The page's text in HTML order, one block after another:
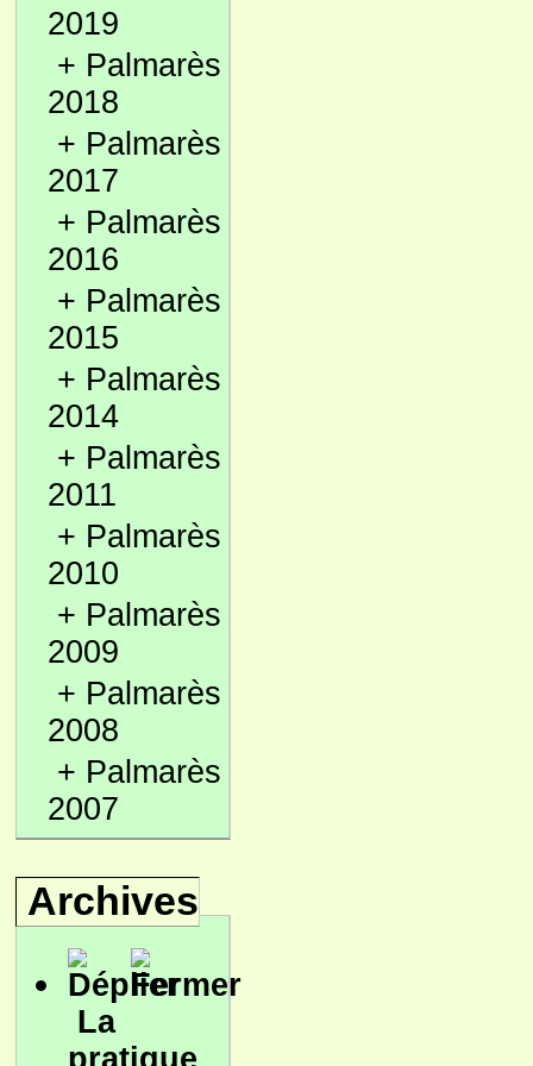
2019
+ Palmarès
2018
+ Palmarès
2017
+ Palmarès
2016
+ Palmarès
2015
+ Palmarès
2014
+ Palmarès
2011
+ Palmarès
2010
+ Palmarès
2009
+ Palmarès
2008
+ Palmarès
2007
Archives
La
pratique